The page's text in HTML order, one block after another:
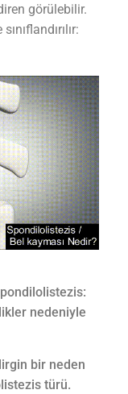
görülebilir.
nedeniyle
bir neden
türü.